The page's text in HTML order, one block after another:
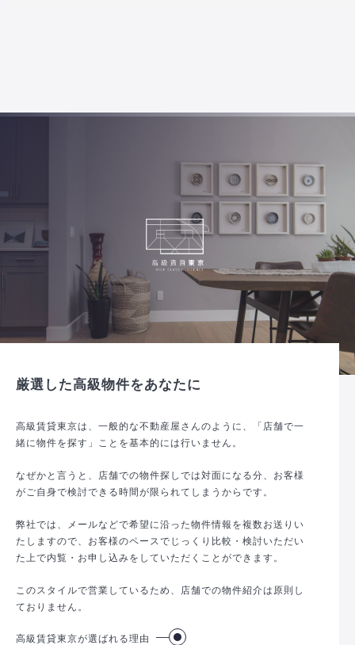
厳選した高級物件をあなたに
高級賃貸東京は、一般的な不動産屋さんのように、「店舗で一
緒に物件を探す」ことを基本的には行いません。
なぜかと言うと、店舗での物件探しでは対面になる分、お客様
がご自身で検討できる時間が限られてしまうからです。
弊社では、メールなどで希望に沿った物件情報を複数お送りい
たしますので、お客様のペースでじっくり比較・検討いただい
た上で内覧・お申し込みをしていただくことができます。
このスタイルで営業しているため、店舗での物件紹介は原則し
ておりません。
高級賃貸東京が選ばれる理由